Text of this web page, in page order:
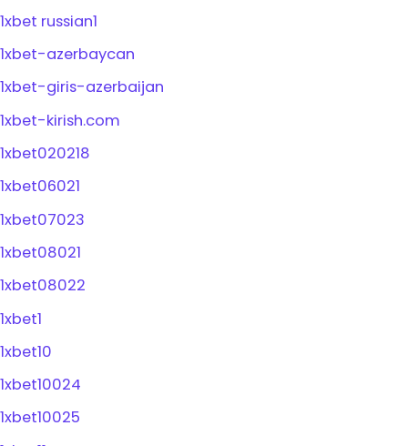
1xbet russian1
1xbet-azerbaycan
1xbet-giris-azerbaijan
1xbet-kirish.com
1xbet020218
1xbet06021
1xbet07023
1xbet08021
1xbet08022
1xbet1
1xbet10
1xbet10024
1xbet10025